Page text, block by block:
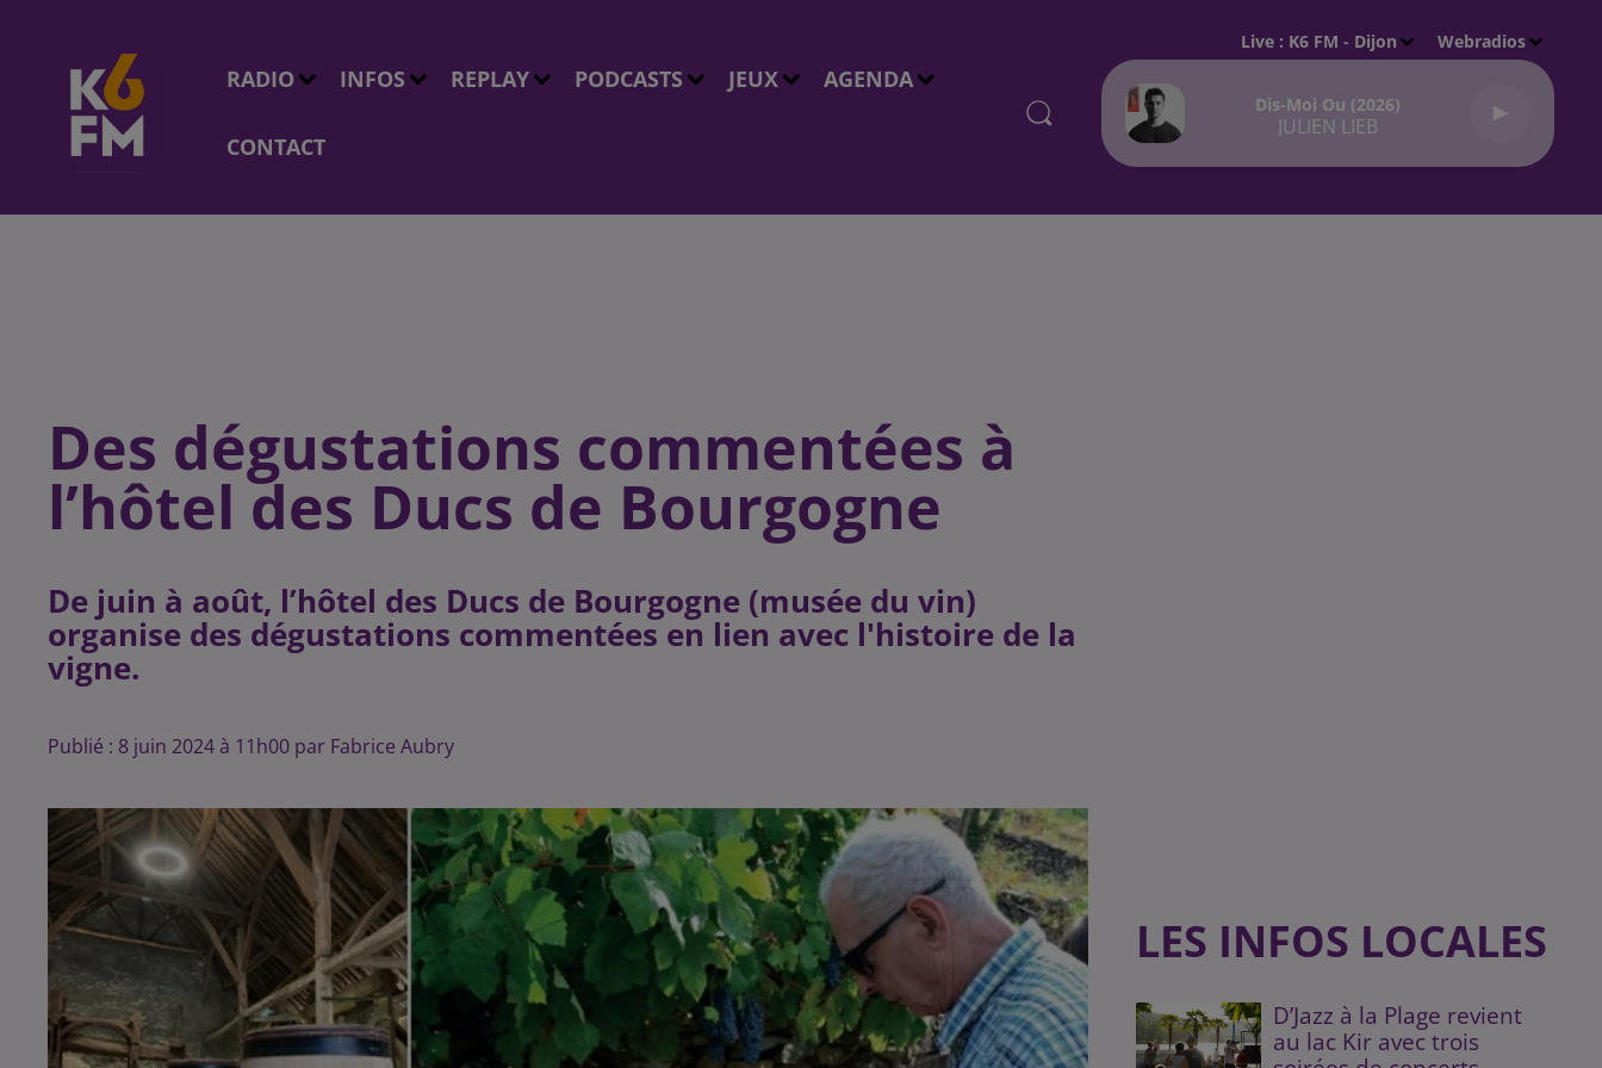
RADIO INFOS REPLAY PODCASTS JEUX AGENDA
CONTACT
Live : K6 FM - Dijon Webradios
Dis-Moi Ou (2026)
JULIEN LIEB
Des dégustations commentées à
l’hôtel des Ducs de Bourgogne
De juin à août, l’hôtel des Ducs de Bourgogne (musée du vin)
organise des dégustations commentées en lien avec l'histoire de la
vigne.
Publié : 8 juin 2024 à 11h00 par Fabrice Aubry
LES INFOS LOCALES
D’Jazz à la Plage revient
au lac Kir avec trois